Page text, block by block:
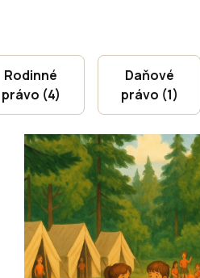
Rodinné
právo (4)
Daňové
právo (1)